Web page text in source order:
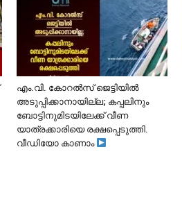
​എം.വി. കോറൽസ് ജെട്ടിയിൽ
അടുപ്പിക്കാനായില്ല; കപ്പലിനും
ബോട്ടിനുമിടയിലേക്ക് വീണ
യാത്രക്കാരിയെ രക്ഷപ്പെടുത്തി.
വീഡിയോ കാണാം